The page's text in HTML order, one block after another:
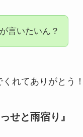
言いたいん？
れてありがとう！
せと雨宿り』